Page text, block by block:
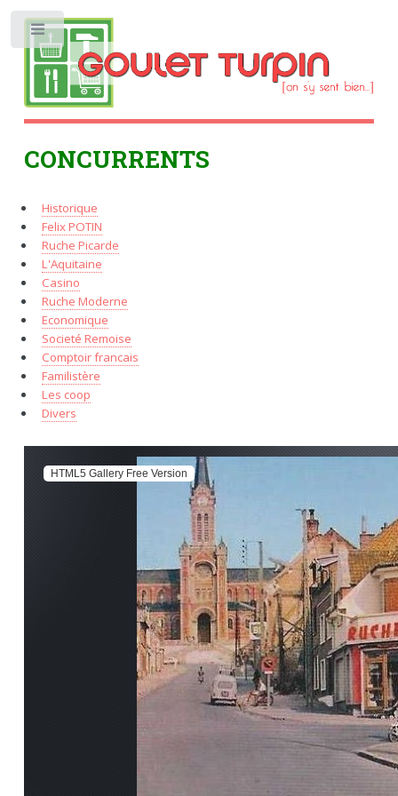
CONCURRENTS
Historique
Felix POTIN
Ruche Picarde
L'Aquitaine
Casino
Ruche Moderne
Economique
Societé Remoise
Comptoir francais
Familistère
Les coop
Divers
HTML5 Gallery Free Version
Toggle